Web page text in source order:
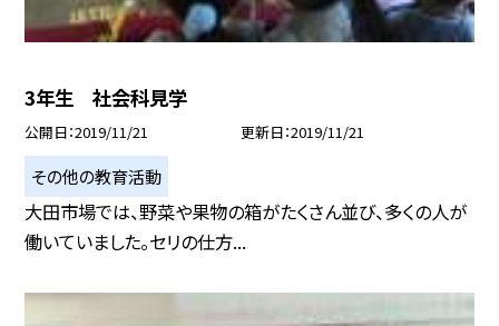
3年生 社会科見学
公開日 2019/11/21 更新日 2019/11/21
その他の教育活動
大田市場では、野菜や果物の箱がたくさん並び、多くの人が
働いていました。セリの仕方...